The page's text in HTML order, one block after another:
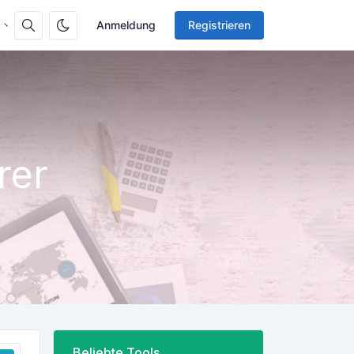
Anmeldung Registrieren